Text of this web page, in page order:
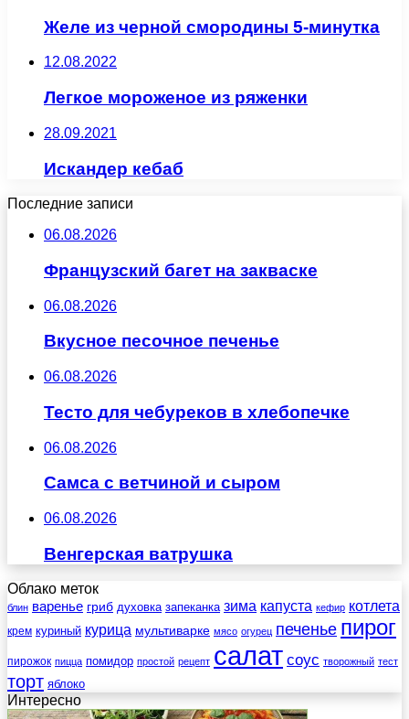
Желе из черной смородины 5-минутка
12.08.2022
Легкое мороженое из ряженки
28.09.2021
Искандер кебаб
Последние записи
06.08.2026
Французский багет на закваске
06.08.2026
Вкусное песочное печенье
06.08.2026
Тесто для чебуреков в хлебопечке
06.08.2026
Самса с ветчиной и сыром
06.08.2026
Венгерская ватрушка
Облако меток
блин варенье гриб духовка запеканка зима капуста кефир котлета
крем куриный курица мультиварке мясо огурец печенье пирог
пирожок пицца помидор простой рецепт салат соус творожный тест
торт яблоко
Интересно